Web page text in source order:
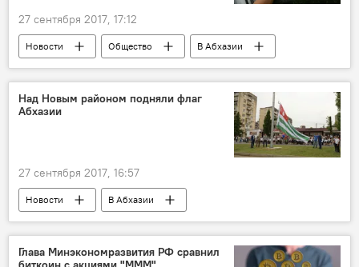
27 сентября 2017, 17:12
Новости Общество
В Абхазии
24-ая годовщина Дня Победы
Над Новым районом подняли флаг
Абхазии
27 сентября 2017, 16:57
Новости
В Абхазии
24-ая годовщина Дня Победы
Глава Минэкономразвития РФ сравнил